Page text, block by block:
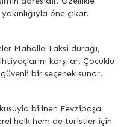
öne çıkar.
Mahalle Taksi durağı,
karşılar. Çocuklu
bir seçenek sunar.
bilinen Fevzipaşa
halk hem de turistler için